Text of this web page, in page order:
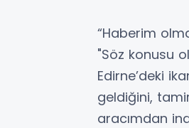
“Haberim
"Söz konusu
Edirne’deki
geldiğini,
aracımdan